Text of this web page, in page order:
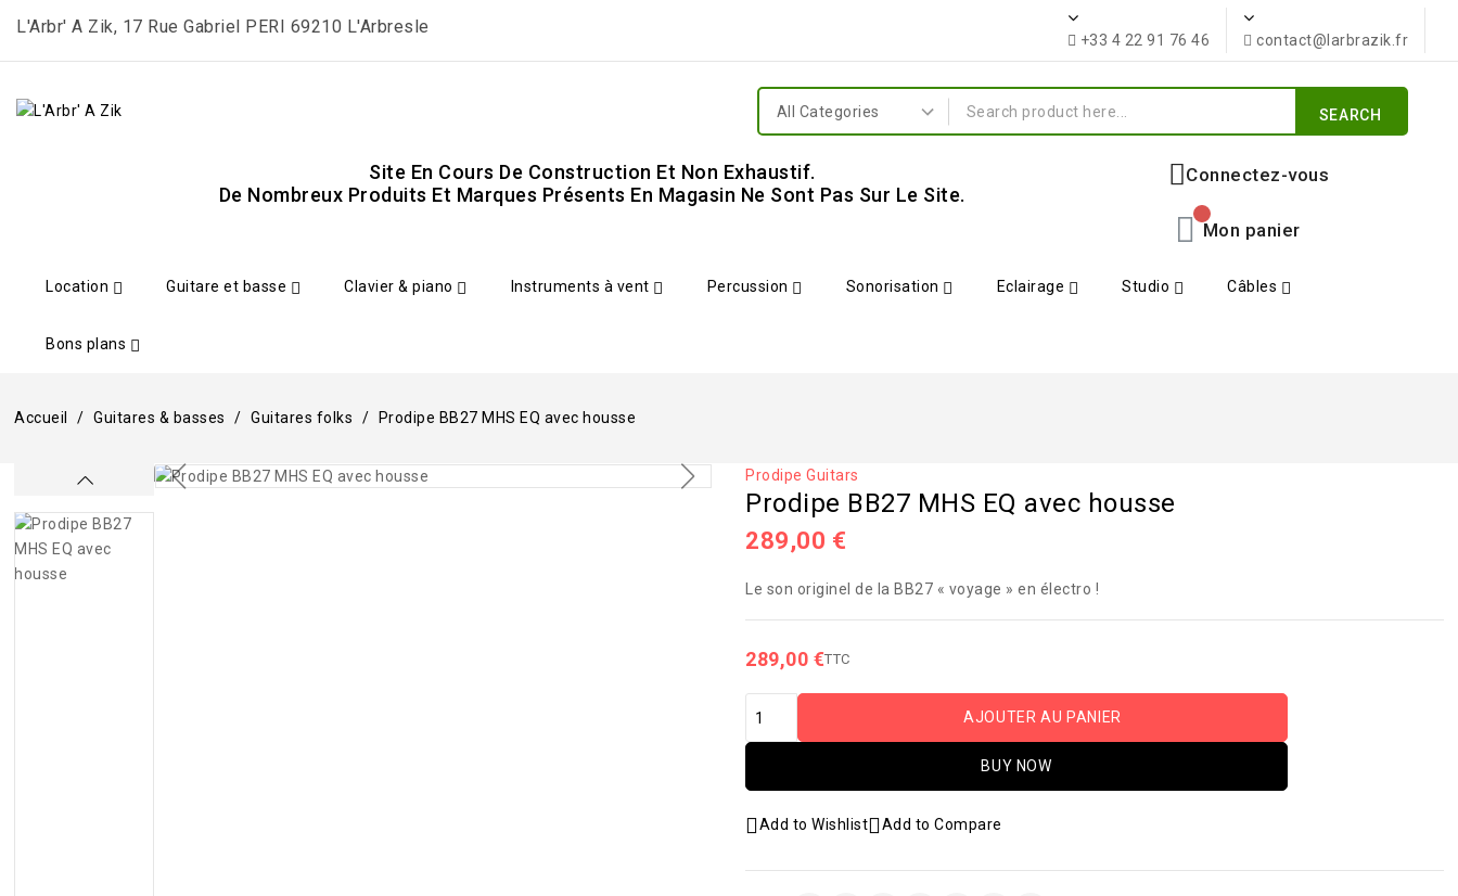
L'Arbr' A Zik, 17 Rue Gabriel PERI 69210 L'Arbresle
+33 4 22 91 76 46 contact@larbrazik.fr
SEARCH
Site En Cours De Construction Et Non Exhaustif.
De Nombreux Produits Et Marques Présents En Magasin Ne Sont Pas Sur Le Site.
Connectez-vous
Mon panier
Location Guitare et basse Clavier & piano Instruments à vent Percussion Sonorisation Eclairage Studio Câbles
Bons plans
Accueil Guitares & basses Guitares folks Prodipe BB27 MHS EQ avec housse
Prodipe Guitars
Prodipe BB27 MHS EQ avec housse
289,00 €
Le son originel de la BB27 « voyage » en électro !
289,00 €TTC
AJOUTER AU PANIER
BUY NOW
Add to Wishlist Add to Compare